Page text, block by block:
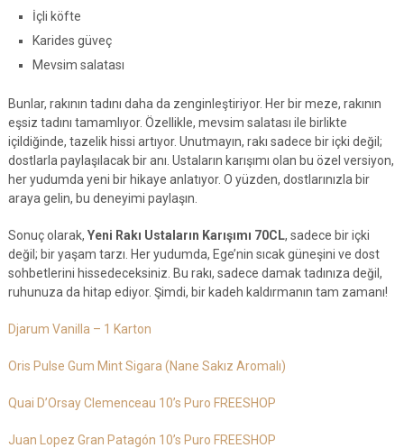
İçli köfte
Karides güveç
Mevsim salatası
Bunlar, rakının tadını daha da zenginleştiriyor. Her bir meze, rakının
eşsiz tadını tamamlıyor. Özellikle, mevsim salatası ile birlikte
içildiğinde, tazelik hissi artıyor. Unutmayın, rakı sadece bir içki değil;
dostlarla paylaşılacak bir anı. Ustaların karışımı olan bu özel versiyon,
her yudumda yeni bir hikaye anlatıyor. O yüzden, dostlarınızla bir
araya gelin, bu deneyimi paylaşın.
Sonuç olarak, Yeni Rakı Ustaların Karışımı 70CL, sadece bir içki
değil; bir yaşam tarzı. Her yudumda, Ege’nin sıcak güneşini ve dost
sohbetlerini hissedeceksiniz. Bu rakı, sadece damak tadınıza değil,
ruhunuza da hitap ediyor. Şimdi, bir kadeh kaldırmanın tam zamanı!
Djarum Vanilla – 1 Karton
Oris Pulse Gum Mint Sigara (Nane Sakız Aromalı)
Quai D’Orsay Clemenceau 10’s Puro FREESHOP
Juan Lopez Gran Patagón 10’s Puro FREESHOP